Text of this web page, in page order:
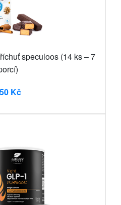
speculoos (14 ks – 7
Kč